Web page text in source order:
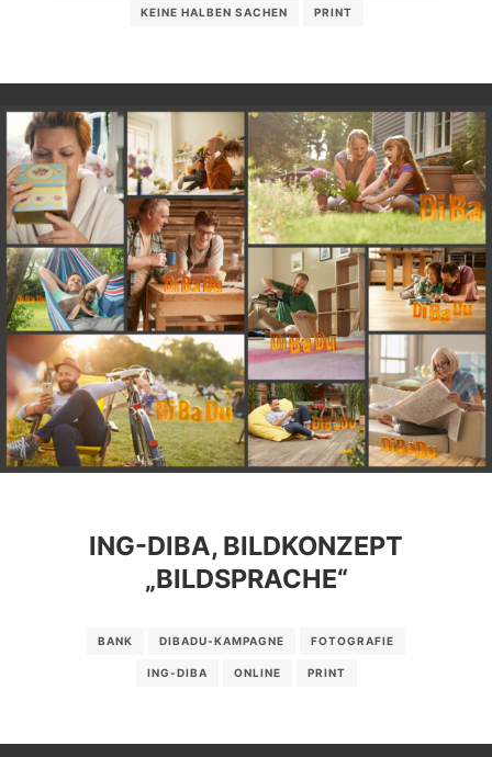
KEINE HALBEN SACHEN PRINT
ING-DIBA, BILDKONZEPT
„BILDSPRACHE“
BANK DIBADU-KAMPAGNE FOTOGRAFIE
ING-DIBA ONLINE PRINT